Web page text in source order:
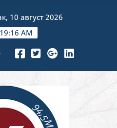
10 август 2026
AM